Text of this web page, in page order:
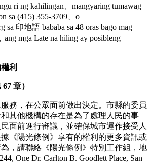
ri ng kahilingan、mangyaring tumawag
sa (415) 355-3709、o
sa 印地語 bababa sa 48 oras bago mag
mga Late na hiling ay posibleng
利
章）
務，在公眾面前做出決定。市縣的委員
其他機構的存在是為了處理人民的事
面前進行審議，並確保城市運作接受人
《陽光條例》享有的權利的更多資訊或
，請聯絡《陽光條例》特別工作組，地
One Dr. Carlton B. Goodlett Place, San